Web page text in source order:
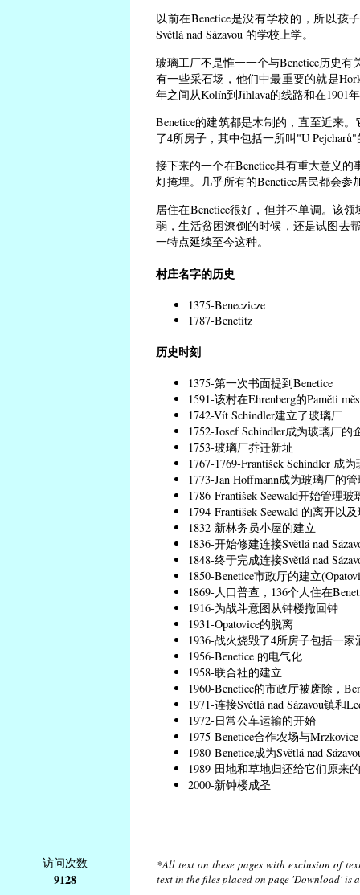
以前在Benetice是没有学校的，所以孩
Světlá nad Sázavou 的学校上学。
玻璃工厂不是惟一一个与Benetice历史
有一些采石场，他们中最重要的就是
年之间从Kolín到Jihlava的线路和在1901
Benetice的建筑都是木制的，直至近来
了4所房子，其中包括一所叫"U
接下来的一个在Benetice具有重大意义
灯掩埋。几乎所有的Benetice居民都会参
居住在Benetice很好，但并不单调。该
弱，生活贫困潦倒的时候，还是试图去
一特点延续至今这种。
村庄名字的历史
1375-Beneczicze
1787-Benetitz
历史时刻
1375-第一次书面提到Benetice
1591-该村在Ehrenberg的Paměti
1742-Vít Schindler建立了玻璃厂
1752-Josef Schindler成为玻璃厂的
1753-玻璃厂乔迁新址
1767-1769-František Schindler 成
1773-Jan Hoffmann成为玻璃厂的
1786-František Seewald开始管理玻
1794-František Seewald 的离开以
1832-新林务员小屋的建立
1836-开始修建连接Světlá nad
1848-终于完成连接Světlá nad
1850-Benetice市政厅的建立
1869-人口普查，136个人住在
1916-为战斗意图从钟楼撤回钟
1931-Opatovice的脱离
1936-战火烧毁了4所房子包括一家
1956-Benetice 的电气化
1958-联合社的建立
1960-Benetice的市政厅被废除，
1971-连接Světlá nad Sázavou镇和
1972-日常公车运输的开始
1975-Benetice合作农场与
1980-Benetice成为Světlá nad
1989-田地和草地归还给它们原来
2000-新钟楼成圣
访问次数
9128
*All text on these pages with exclusion of
text in the files placed on page 'Download'